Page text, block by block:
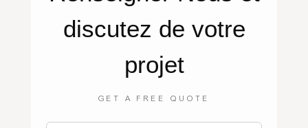
discutez de votre
projet
GET A FREE QUOTE